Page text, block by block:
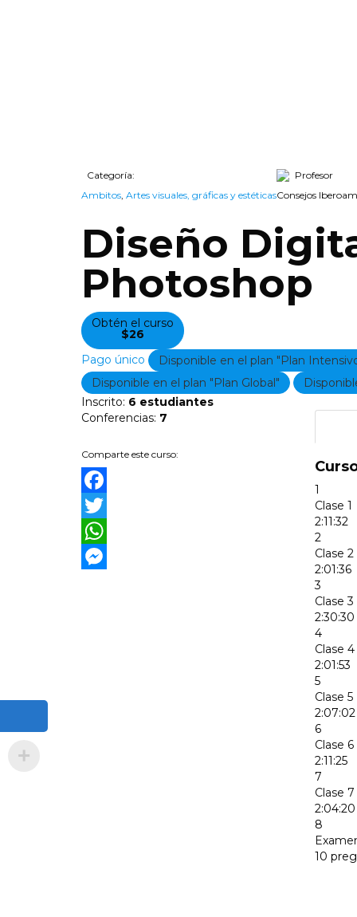
Categoría:
Ambitos, Artes visuales, gráficas y estéticas
Profesor
Consejos
Diseño
Photoshop
Obtén el curso
$26
Pago único
Disponible en el plan "Plan
Disponible en el plan "Plan Global"
Inscrito: 6 estudiantes
Conferencias: 7
Comparte este curso:
Facebook
Twitter
WhatsApp
1
Clase 1
2:11:32
2
Clase 2
2:01:36
3
Clase 3
2:30:30
4
Clase 4
2:01:53
5
Clase 5
2:07:02
6
Clase 6
2:11:25
7
Clase 7
2:04:20
8
10